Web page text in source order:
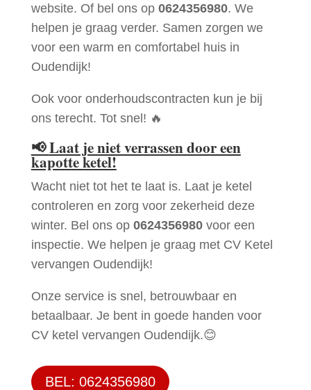
website. Of bel ons op 0624356980. We
helpen je graag verder. Samen zorgen we
voor een warm en comfortabel huis in
Oudendijk!
Ook voor onderhoudscontracten kun je bij
ons terecht. Tot snel! 🔥
📢Laat je niet verrassen door een
kapotte ketel!
Wacht niet tot het te laat is. Laat je ketel
controleren en zorg voor zekerheid deze
winter. Bel ons op 0624356980voor een
inspectie. We helpen je graag met CV Ketel
vervangen Oudendijk!
Onze service is snel, betrouwbaar en
betaalbaar. Je bent in goede handen voor
CV ketel vervangen Oudendijk.😊
BEL: 0624356980